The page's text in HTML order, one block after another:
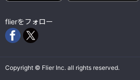
flierをフォロー
Copyright © Flier Inc. all rights reserved.